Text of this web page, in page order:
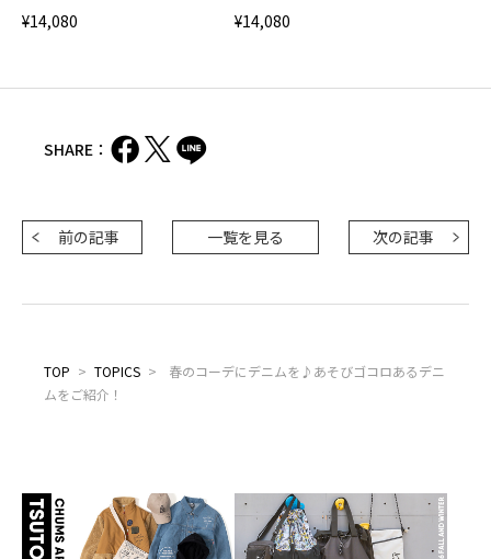
¥14,080 ¥14,080
SHARE：
前の記事 一覧を見る 次の記事
TOP > TOPICS >
春のコーデにデニムを♪あそびゴコロあるデニ
ムをご紹介！